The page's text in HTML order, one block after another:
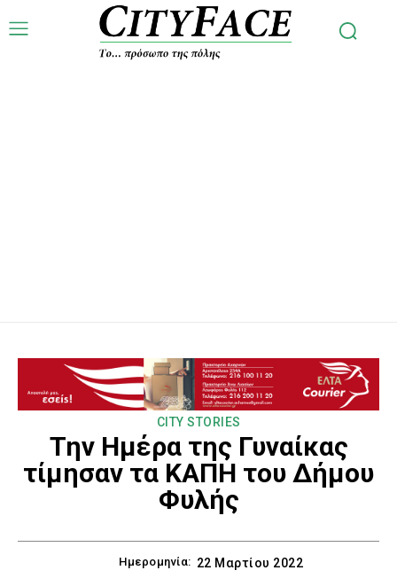
CITY STORIES
Την Ημέρα της Γυναίκας
τίμησαν τα ΚΑΠΗ του Δήμου
Φυλής
Ημερομηνία: 22 Μαρτίου 2022